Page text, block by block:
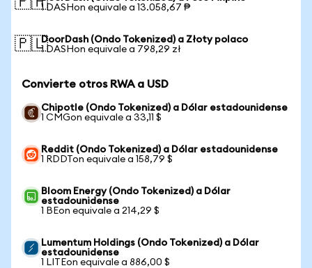
1 DASHon equivale a 13.058,67 ₱
🇵🇱DoorDash (Ondo Tokenized) a Złoty polaco
1 DASHon equivale a 798,29 zł
Convierte otros RWA a USD
Chipotle (Ondo Tokenized) a Dólar estadounidense
1 CMGon equivale a 33,11 $
Reddit (Ondo Tokenized) a Dólar estadounidense
1 RDDTon equivale a 158,79 $
Bloom Energy (Ondo Tokenized) a Dólar
estadounidense
1 BEon equivale a 214,29 $
Lumentum Holdings (Ondo Tokenized) a Dólar
estadounidense
1 LITEon equivale a 886,00 $